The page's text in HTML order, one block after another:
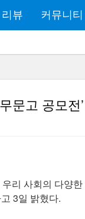
리뷰 커뮤니티
문고 공모전
리 사회의 다양
3일 밝혔다.